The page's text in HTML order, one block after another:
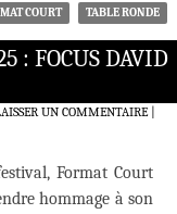
COURT TABLE RONDE
: FOCUS DAVID
UN COMMENTAIRE|
Format Court
hommage à son